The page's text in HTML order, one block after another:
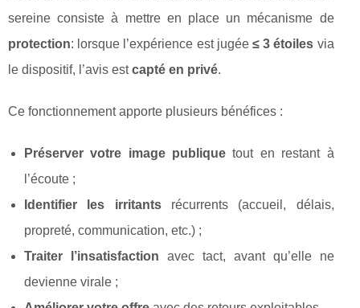
sereine consiste à mettre en place un mécanisme de
protection: lorsque l’expérience est jugée ≤ 3 étoiles via
le dispositif, l’avis estcapté en privé.
Ce fonctionnement apporte plusieurs bénéfices :
Préserver votre image publique tout en restant à
l’écoute ;
Identifier les irritantsrécurrents (accueil, délais,
propreté, communication, etc.) ;
Traiter l’insatisfaction avec tact, avant qu’elle ne
devienne virale ;